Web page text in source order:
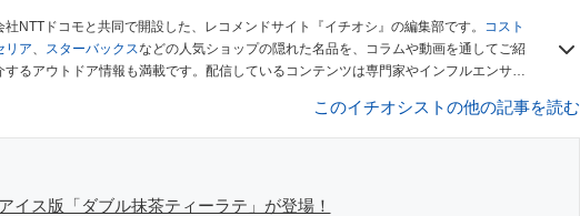
NTTドコモと共同で開設した、レコメンドサイト『イチオシ』の編集部です。
コスト
リア、 スターバックスなどの人気ショップの隠れた名品を、コラムや動画を通してご紹
るアウトドア情報も満載です。配信しているコンテンツは専門家やインフルエンサー
このイチオシストの他の記事を読む
イス版「ダブル抹茶ティーラテ」が登場！